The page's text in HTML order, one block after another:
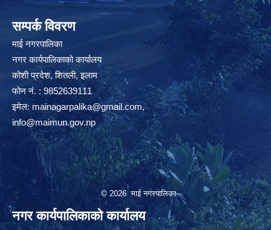
सम्पर्क विवरण
माई नगरपालिका
नगर कार्यपालिकाको कार्यालय
कोशी प्रदेश, शितली, इलाम
फोन नं. : 9852639111
इमेल:mainagarpalika@gmail.com,
info@maimun.gov.np
© 2026 माई नगरपालिका
नगर कार्यपालिकाको कार्यालय